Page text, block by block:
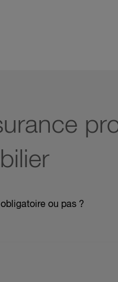
ou pas ?